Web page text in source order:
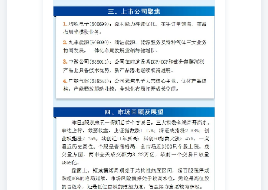
油气、煤炭等周期板块承压走弱，白酒等消费板块亦出现明
显调整，与主线科技赛道形成显著分化。 技术面上，各大
指数均收于全天高点附近，均线系统呈完美多头排列，3.2
万亿的量级也证实了场外增量资金的真实进场意愿。不过，
鉴于昨日单日涨幅过大且面临前期历史高位的心理阻力，短
期内市场或将迎来一定程度的分化与获利盘回吐。后市来看